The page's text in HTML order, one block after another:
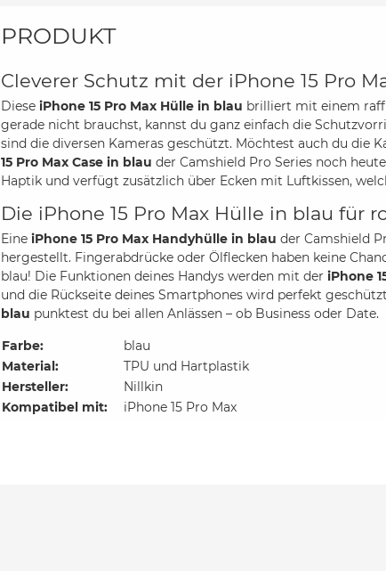
PRODUKT
Cleverer Schutz mit der iPhone 15 Pro
Diese iPhone 15 Pro Max Hülle in blau brilliert mit einem
gerade nicht brauchst, kannst du ganz einfach die
sind die diversen Kameras geschützt. Möchtest auch du die
15 Pro Max Case in blau der Camshield Pro Series noch
Haptik und verfügt zusätzlich über Ecken mit Luftkissen,
Die iPhone 15 Pro Max Hülle in blau für
Eine iPhone 15 Pro Max Handyhülle in blau der Camshield
hergestellt. Fingerabdrücke oder Ölflecken haben keine
blau! Die Funktionen deines Handys werden mit der iPhone
und die Rückseite deines Smartphones wird perfekt
blau punktest du bei allen Anlässen – ob Business oder Date.
Farbe:
blau
Material:
TPU und Hartplastik
Hersteller:
Nillkin
Kompatibel mit:
iPhone 15 Pro Max